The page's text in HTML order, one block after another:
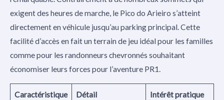
exigent des heures de marche, le Pico do Arieiro s’atteint
directement en véhicule jusqu’au parking principal. Cette
facilité d’accès en fait un terrain de jeu idéal pour les familles
comme pour les randonneurs chevronnés souhaitant
économiser leurs forces pour l’aventure PR1.
Caractéristique Détail Intérêt pratique